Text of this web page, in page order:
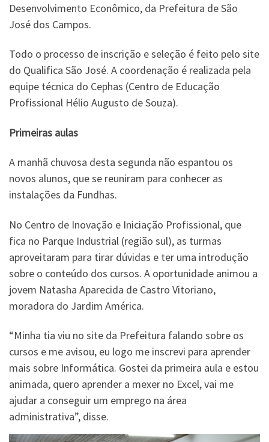
Desenvolvimento Econômico, da Prefeitura de São
José dos Campos.
Todo o processo de inscrição e seleção é feito pelo site
do Qualifica São José. A coordenação é realizada pela
equipe técnica do Cephas (Centro de Educação
Profissional Hélio Augusto de Souza).
Primeiras aulas
A manhã chuvosa desta segunda não espantou os
novos alunos, que se reuniram para conhecer as
instalações da Fundhas.
No Centro de Inovação e Iniciação Profissional, que
fica no Parque Industrial (região sul), as turmas
aproveitaram para tirar dúvidas e ter uma introdução
sobre o conteúdo dos cursos. A oportunidade animou a
jovem Natasha Aparecida de Castro Vitoriano,
moradora do Jardim América.
“Minha tia viu no site da Prefeitura falando sobre os
cursos e me avisou, eu logo me inscrevi para aprender
mais sobre Informática. Gostei da primeira aula e estou
animada, quero aprender a mexer no Excel, vai me
ajudar a conseguir um emprego na área
administrativa”, disse.